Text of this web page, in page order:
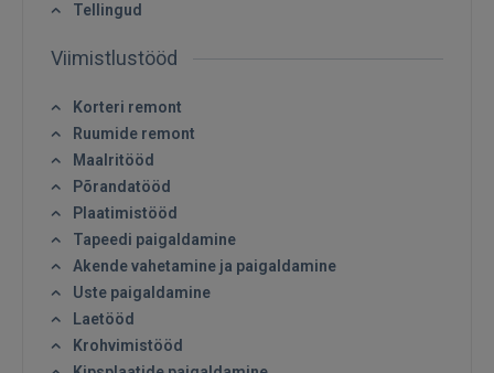
Sisene
Tellingud
Viimistlustööd
Korteri remont
Ruumide remont
Maalritööd
Põrandatööd
Plaatimistööd
Tapeedi paigaldamine
Akende vahetamine ja paigaldamine
Uste paigaldamine
Laetööd
Krohvimistööd